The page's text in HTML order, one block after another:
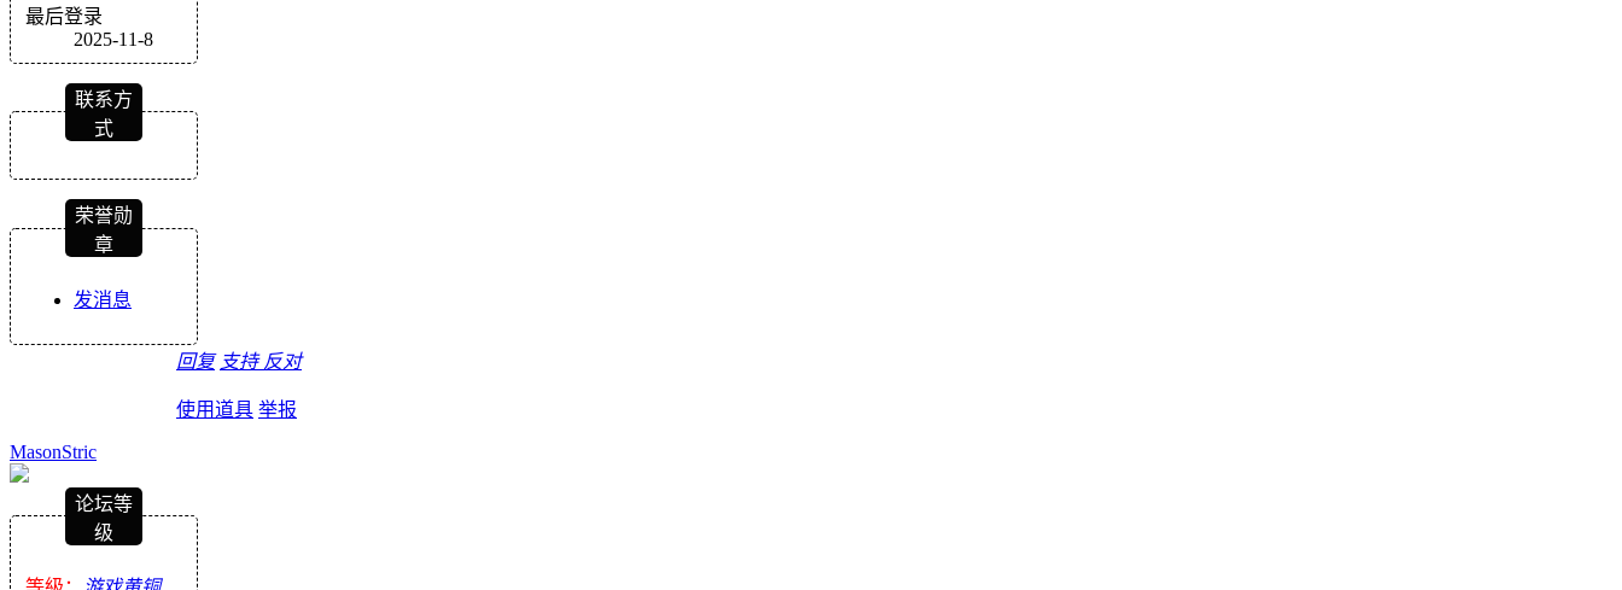
最后登录
2025-11-8
联系方
式
荣誉勋
章
发消息
回复 支持 反对
使用道具 举报
MasonStric
论坛等
级